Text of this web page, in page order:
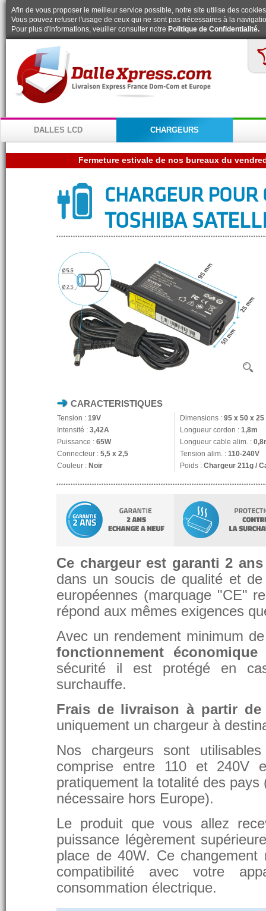
Afin de vous proposer le meilleur service possible, notre site utilise des
Vous pouvez refuser l'usage de ceux qui ne sont pas nécessaires à la
Pour plus d'informations, veuiller consulter notre Politique de Confidentialité.
DALLES LCD CHARGEURS
CHARGEUR
TOSHIBA
CARACTERISTIQUES
Tension : 19V Dimensions : 95 x 50 x 25
Intensité : 3,42A Longueur cordon : 1,8m
Puissance : 65W Longueur cable alim. :
Connecteur : 5,5 x 2,5 Tension alim. : 110-240V
Couleur : Noir Poids : Chargeur 211g /
Ce chargeur est garanti 2 ans
dans un soucis de qualité et
européennes (marquage "CE"
répond aux mêmes exigences
Avec un rendement minimum
fonctionnement
sécurité il est protégé en
surchauffe.
Frais de livraison à partir de
uniquement un chargeur à
Nos chargeurs sont
comprise entre 110 et 240V
pratiquement la totalité des
nécessaire hors Europe).
Le produit que vous allez
puissance légèrement
place de 40W. Ce
compatibilité avec votre
consommation électrique.